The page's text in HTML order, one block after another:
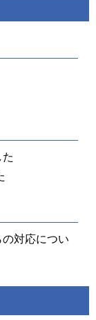
の対応につい